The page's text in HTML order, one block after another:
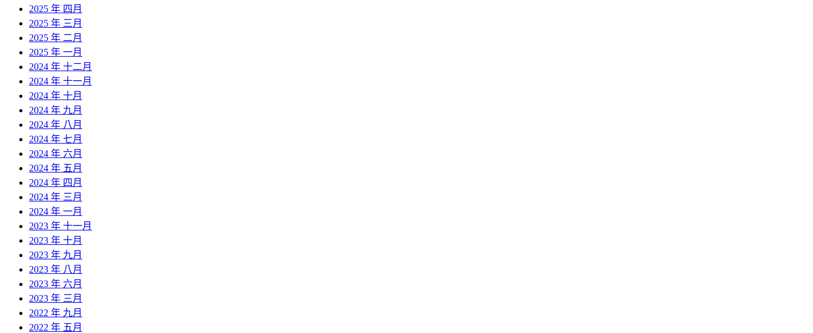
2025 年 四月
2025 年 三月
2025 年 二月
2025 年 一月
2024 年 十二月
2024 年 十一月
2024 年 十月
2024 年 九月
2024 年 八月
2024 年 七月
2024 年 六月
2024 年 五月
2024 年 四月
2024 年 三月
2024 年 一月
2023 年 十一月
2023 年 十月
2023 年 九月
2023 年 八月
2023 年 六月
2023 年 三月
2022 年 九月
2022 年 五月